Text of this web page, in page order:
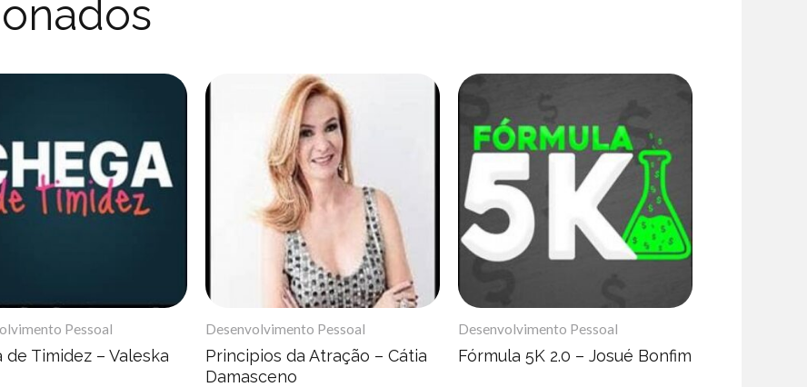
Pessoal
de Timidez – Valeska
Desenvolvimento Pessoal
Principios da Atração – Cátia
Damasceno
Desenvolvimento Pessoal
Fórmula 5K 2.0 – Josué Bonfim